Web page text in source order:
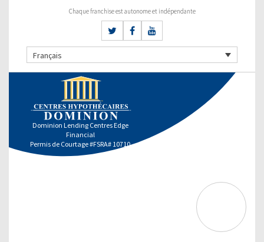
Chaque franchise est autonome et indépendante
Français
Dominion Lending Centres Edge
Financial
Permis de Courtage #FSRA# 10710